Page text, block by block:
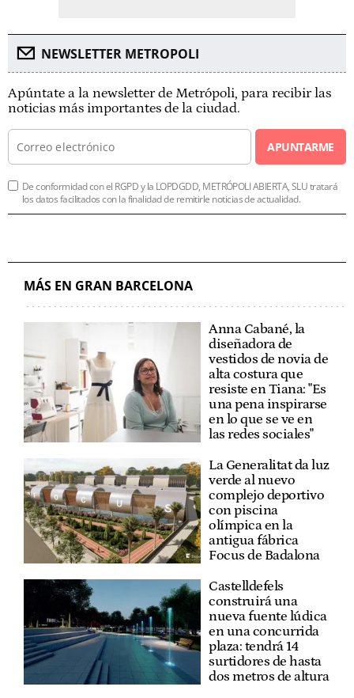
NEWSLETTER METROPOLI
Apúntate a la newsletter de Metrópoli, para recibir las
noticias más importantes de la ciudad.
APUNTARME
De conformidad con el RGPD y la LOPDGDD, METRÓPOLI ABIERTA, SLU tratará
los datos facilitados con la finalidad de remitirle noticias de actualidad.
MÁS EN GRAN BARCELONA
Anna Cabané, la
diseñadora de
vestidos de novia de
alta costura que
resiste en Tiana: "Es
una pena inspirarse
en lo que se ve en
las redes sociales"
La Generalitat da luz
verde al nuevo
complejo deportivo
con piscina
olímpica en la
antigua fábrica
Focus de Badalona
Castelldefels
construirá una
nueva fuente lúdica
en una concurrida
plaza: tendrá 14
surtidores de hasta
dos metros de altura